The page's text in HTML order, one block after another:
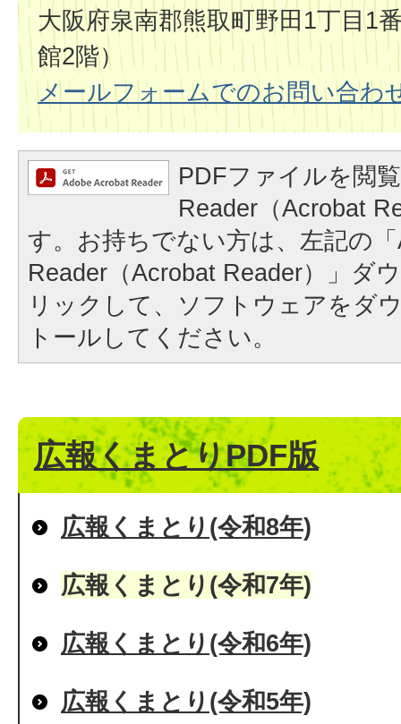
大阪府泉南郡熊取町野田1丁目1
館2階）
メールフォームでのお問い合わ
PDFファイルを閲
Reader（Acrobat
す。お持ちでない方は、左記の
Reader（Acrobat Reader）」ダ
リックして、ソフトウェアをダ
トールしてください。
広報くまとりPDF版
広報くまとり(令和8年)
広報くまとり(令和7年)
広報くまとり(令和6年)
広報くまとり(令和5年)